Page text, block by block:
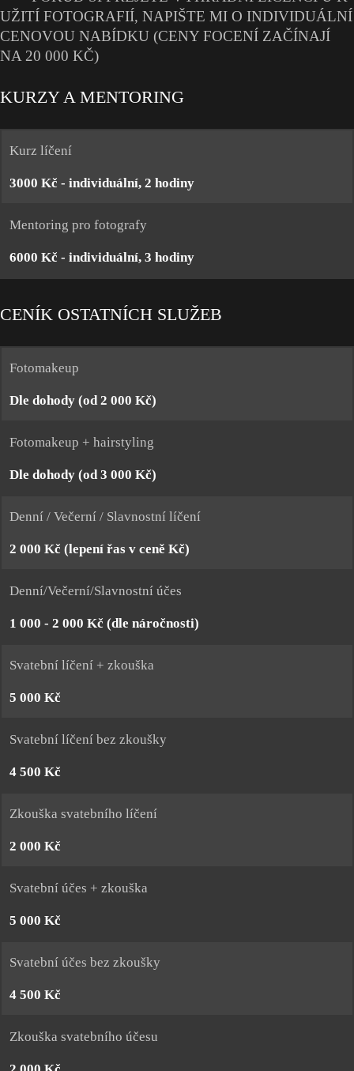
UŽITÍ FOTOGRAFIÍ, NAPIŠTE MI O INDIVIDUÁLNÍ
CENOVOU NABÍDKU (CENY FOCENÍ ZAČÍNAJÍ
NA 20 000 KČ)
KURZY A MENTORING
Kurz líčení
3000 Kč - individuální, 2 hodiny
Mentoring pro fotografy
6000 Kč - individuální, 3 hodiny
CENÍK OSTATNÍCH SLUŽEB
Fotomakeup
Dle dohody (od 2 000 Kč)
Fotomakeup + hairstyling
Dle dohody (od 3 000 Kč)
Denní / Večerní / Slavnostní líčení
2 000 Kč (lepení řas v ceně Kč)
Denní/Večerní/Slavnostní účes
1 000 - 2 000 Kč (dle náročnosti)
Svatební líčení + zkouška
5 000 Kč
Svatební líčení bez zkoušky
4 500 Kč
Zkouška svatebního líčení
2 000 Kč
Svatební účes + zkouška
5 000 Kč
Svatební účes bez zkoušky
4 500 Kč
Zkouška svatebního účesu